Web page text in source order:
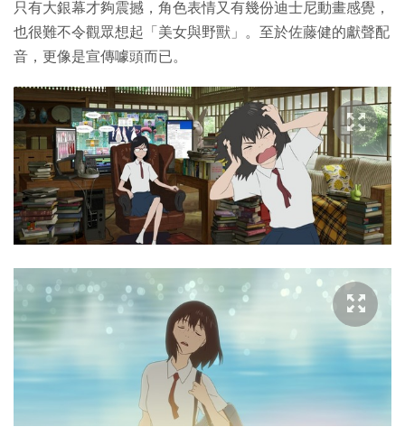
只有大銀幕才夠震撼，角色表情又有幾份迪士尼動畫感覺，
也很難不令觀眾想起「美女與野獸」。至於佐藤健的獻聲配
音，更像是宣傳噱頭而已。